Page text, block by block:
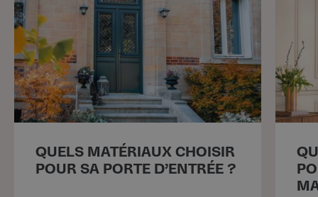
QUELS MATÉRIAUX CHOISIR
POUR SA PORTE D’ENTRÉE ?